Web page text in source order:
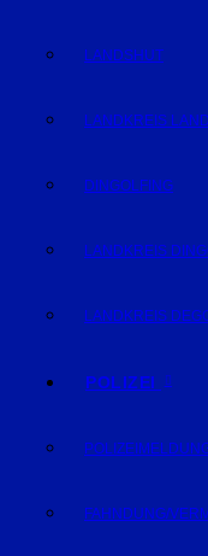
LANDSHUT
LANDKREIS
DINGOLFING
LANDKREIS
LANDKREIS
POLIZEI
FAHNDUNG/